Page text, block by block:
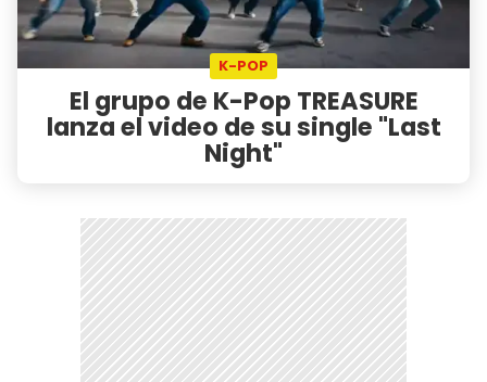
K-POP
El grupo de K-Pop TREASURE
lanza el video de su single "Last
Night"